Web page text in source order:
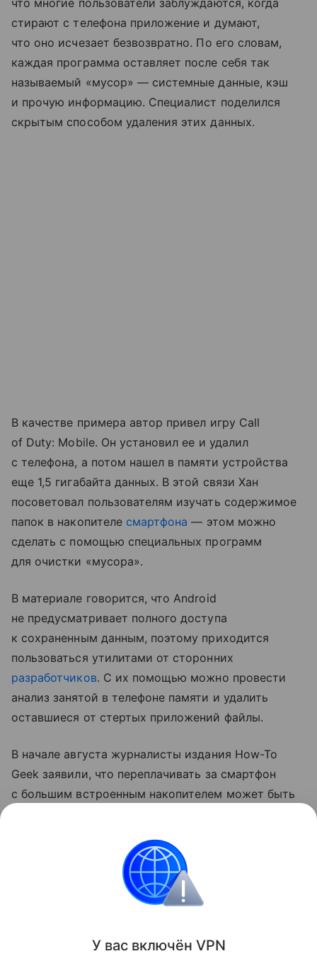
стирают с телефона приложение и думают,
что оно исчезает безвозвратно. По его словам,
каждая программа оставляет после себя так
называемый «мусор» — системные данные, кэш
и прочую информацию. Специалист поделился
скрытым способом удаления этих данных.
В качестве примера автор привел игру Call
of Duty: Mobile. Он установил ее и удалил
с телефона, а потом нашел в памяти устройства
еще 1,5 гигабайта данных. В этой связи Хан
посоветовал пользователям изучать содержимое
папок в накопителе смартфона — этом можно
сделать с помощью специальных программ
для очистки «мусора».
В материале говорится, что Android
не предусматривает полного доступа
к сохраненным данным, поэтому приходится
пользоваться утилитами от сторонних
разработчиков. С их помощью можно провести
анализ занятой в телефоне памяти и удалить
оставшиеся от стертых приложений файлы.
В начале августа журналисты издания How-To
Geek заявили, что переплачивать за смартфон
с большим встроенным накопителем может быть
данные на внешнем накопителе или в «облаке».
Поделиться
У вас включён VPN